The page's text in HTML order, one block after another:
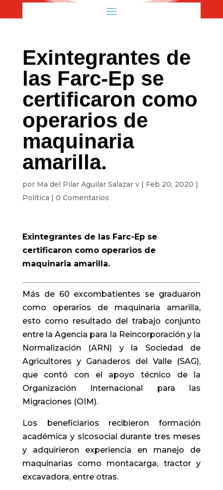
Exintegrantes de
las Farc-Ep se
certificaron como
operarios de
maquinaria
amarilla.
por Ma del Pilar Aguilar Salazar v| Feb 20, 2020 |
Política | 0 Comentarios
Exintegrantes de las Farc-Ep se
certificaron como operarios de
maquinaria amarilla.
Más de 60 excombatientes se graduaron
como operarios de maquinaria amarilla,
esto como resultado del trabajo conjunto
entre la Agencia para la Reincorporación y la
Normalización (ARN) y la Sociedad de
Agricultores y Ganaderos del Valle (SAG),
que contó con el apoyo técnico de la
Organización Internacional para las
Migraciones (OIM).
Los beneficiarios recibieron formación
académica y sicosocial durante tres meses
y adquirieron experiencia en manejo de
maquinarias como montacarga, tractor y
excavadora, entre otras.